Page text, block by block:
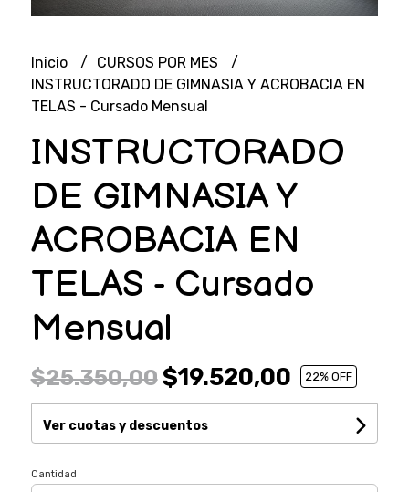
Inicio
CURSOS POR MES
INSTRUCTORADO DE GIMNASIA Y ACROBACIA EN
TELAS - Cursado Mensual
INSTRUCTORADO
DE GIMNASIA Y
ACROBACIA EN
TELAS - Cursado
Mensual
$25.350,00$19.520,00 22% OFF
Ver cuotas y descuentos
Cantidad